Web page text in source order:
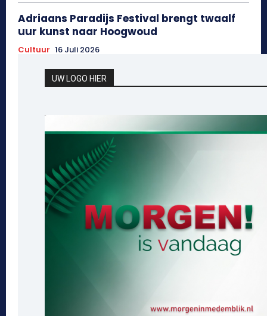
Adriaans Paradijs Festival brengt twaalf
uur kunst naar Hoogwoud
Cultuur 16 Juli 2026
UW LOGO HIER